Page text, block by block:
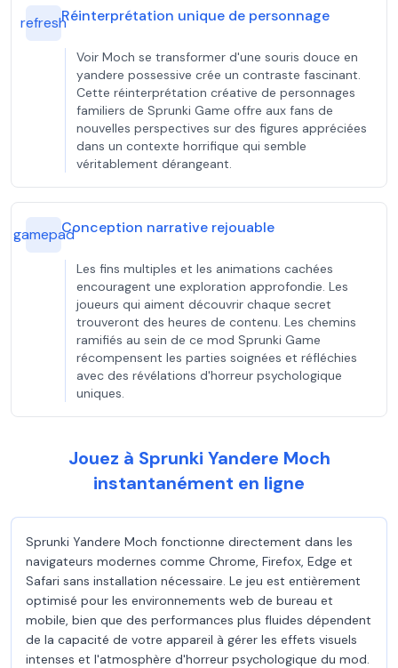
refreshRéinterprétation unique de personnage
Voir Moch se transformer d'une souris douce en
yandere possessive crée un contraste fascinant.
Cette réinterprétation créative de personnages
familiers de Sprunki Game offre aux fans de
nouvelles perspectives sur des figures appréciées
dans un contexte horrifique qui semble
véritablement dérangeant.
gamepadConception narrative rejouable
Les fins multiples et les animations cachées
encouragent une exploration approfondie. Les
joueurs qui aiment découvrir chaque secret
trouveront des heures de contenu. Les chemins
ramifiés au sein de ce mod Sprunki Game
récompensent les parties soignées et réfléchies
avec des révélations d'horreur psychologique
uniques.
Jouez à Sprunki Yandere Moch
instantanément en ligne
Sprunki Yandere Moch fonctionne directement dans les
navigateurs modernes comme Chrome, Firefox, Edge et
Safari sans installation nécessaire. Le jeu est entièrement
optimisé pour les environnements web de bureau et
mobile, bien que des performances plus fluides dépendent
de la capacité de votre appareil à gérer les effets visuels
intenses et l'atmosphère d'horreur psychologique du mod.